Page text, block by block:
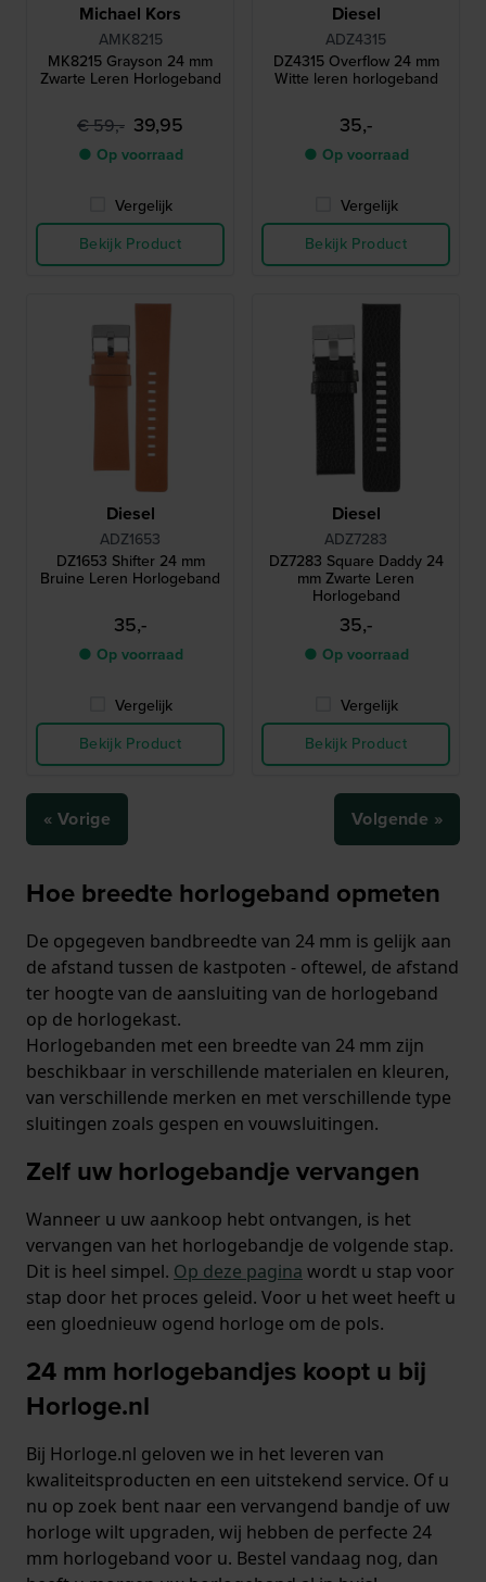
Michael Kors
AMK8215
MK8215 Grayson 24 mm
Zwarte Leren Horlogeband
€ 59,- 39,95
● Op voorraad
Vergelijk
Bekijk Product
Diesel
ADZ4315
DZ4315 Overflow 24 mm
Witte leren horlogeband
35,-
● Op voorraad
Vergelijk
Bekijk Product
Diesel
ADZ1653
DZ1653 Shifter 24 mm
Bruine Leren Horlogeband
35,-
● Op voorraad
Vergelijk
Bekijk Product
Diesel
ADZ7283
DZ7283 Square Daddy 24
mm Zwarte Leren
Horlogeband
35,-
● Op voorraad
Vergelijk
Bekijk Product
« Vorige Volgende »
Hoe breedte horlogeband opmeten
De opgegeven bandbreedte van 24 mm is gelijk aan
de afstand tussen de kastpoten - oftewel, de afstand
ter hoogte van de aansluiting van de horlogeband
op de horlogekast.
Horlogebanden met een breedte van 24 mm zijn
beschikbaar in verschillende materialen en kleuren,
van verschillende merken en met verschillende type
sluitingen zoals gespen en vouwsluitingen.
Zelf uw horlogebandje vervangen
Wanneer u uw aankoop hebt ontvangen, is het
vervangen van het horlogebandje de volgende stap.
Dit is heel simpel. Op deze pagina wordt u stap voor
stap door het proces geleid. Voor u het weet heeft u
een gloednieuw ogend horloge om de pols.
24 mm horlogebandjes koopt u bij
Horloge.nl
Bij Horloge.nl geloven we in het leveren van
kwaliteitsproducten en een uitstekend service. Of u
nu op zoek bent naar een vervangend bandje of uw
horloge wilt upgraden, wij hebben de perfecte 24
mm horlogeband voor u. Bestel vandaag nog, dan